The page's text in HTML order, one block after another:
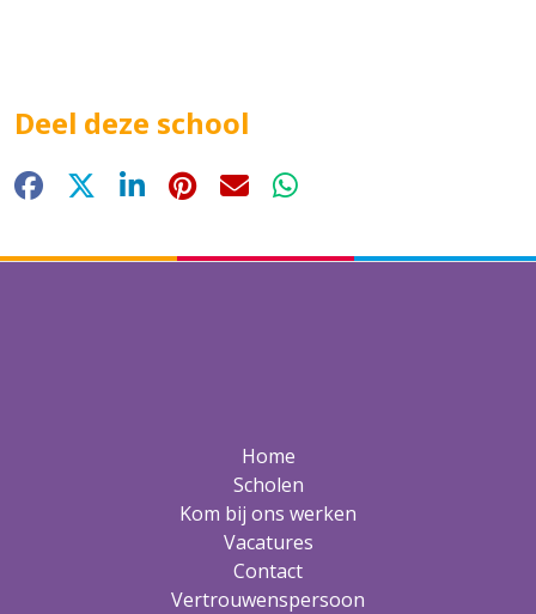
Deel deze school
Facebook LinkedInPinterestE-mailWhatsApp
Home
Scholen
Kom bij ons werken
Vacatures
Contact
Vertrouwenspersoon